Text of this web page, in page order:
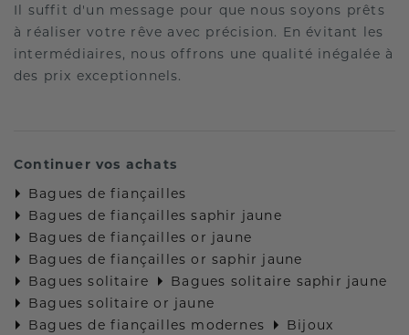
Il suffit d'un message pour que nous soyons prêts
à réaliser votre rêve avec précision. En évitant les
intermédiaires, nous offrons une qualité inégalée à
des prix exceptionnels.
Continuer vos achats
Bagues de fiançailles
Bagues de fiançailles saphir jaune
Bagues de fiançailles or jaune
Bagues de fiançailles or saphir jaune
Bagues solitaire
Bagues solitaire saphir jaune
Bagues solitaire or jaune
Bagues de fiançailles modernes
Bijoux